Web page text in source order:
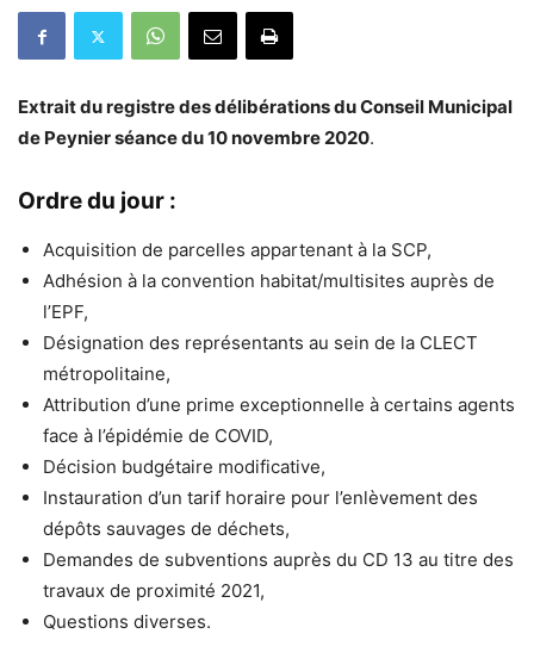
Extrait du registre des délibérations du Conseil Municipal
de Peynier séance du 10 novembre 2020.
Ordre du jour :
Acquisition de parcelles appartenant à la SCP,
Adhésion à la convention habitat/multisites auprès de
l’EPF,
Désignation des représentants au sein de la CLECT
métropolitaine,
Attribution d’une prime exceptionnelle à certains agents
face à l’épidémie de COVID,
Décision budgétaire modificative,
Instauration d’un tarif horaire pour l’enlèvement des
dépôts sauvages de déchets,
Demandes de subventions auprès du CD 13 au titre des
travaux de proximité 2021,
Questions diverses.